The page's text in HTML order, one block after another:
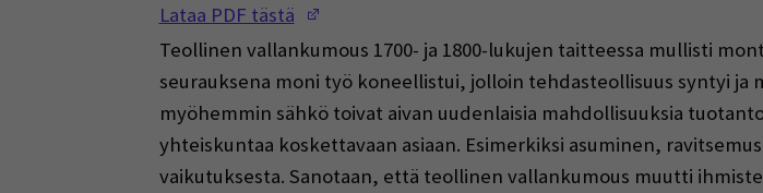
Lataa PDF tästä
Teollinen vallankumous 1700- ja 1800-lukujen taitteessa mullisti
seurauksena moni työ koneellistui, jolloin tehdasteollisuus syntyi
myöhemmin sähkö toivat aivan uudenlaisia mahdollisuuksia
yhteiskuntaa koskettavaan asiaan. Esimerkiksi asuminen,
vaikutuksesta. Sanotaan, että teollinen vallankumous muutti